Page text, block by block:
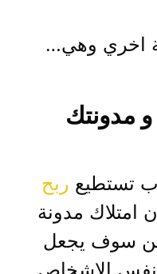
اخري وهي…
تستطيع ربح
امتلاك مدونة
سوف يجعل